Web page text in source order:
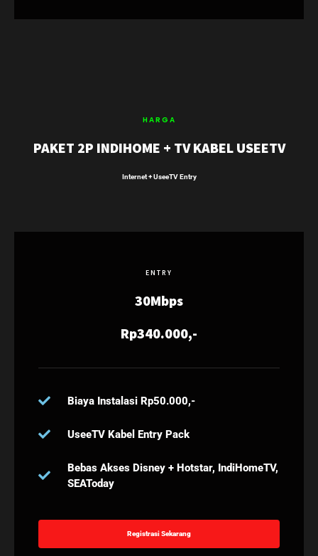
HARGA
PAKET 2P INDIHOME + TV KABEL USEETV
Internet + UseeTV Entry
ENTRY
30Mbps
Rp340.000,-
Biaya Instalasi Rp50.000,-
UseeTV Kabel Entry Pack
Bebas Akses Disney + Hotstar, IndiHomeTV,
SEAToday
Registrasi Sekarang